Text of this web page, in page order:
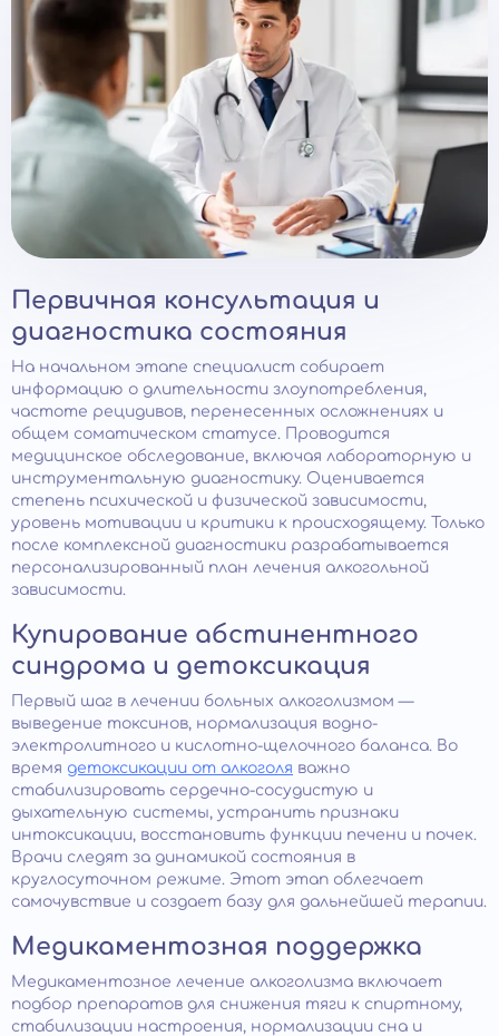
Первичная консультация и
диагностика состояния
На начальном этапе специалист собирает
информацию о длительности злоупотребления,
частоте рецидивов, перенесенных осложнениях и
общем соматическом статусе. Проводится
медицинское обследование, включая лабораторную и
инструментальную диагностику. Оценивается
степень психической и физической зависимости,
уровень мотивации и критики к происходящему. Только
после комплексной диагностики разрабатывается
персонализированный план лечения алкогольной
зависимости.
Купирование абстинентного
синдрома и детоксикация
Первый шаг в лечении больных алкоголизмом —
выведение токсинов, нормализация водно-
электролитного и кислотно-щелочного баланса. Во
время детоксикации от алкоголя важно
стабилизировать сердечно-сосудистую и
дыхательную системы, устранить признаки
интоксикации, восстановить функции печени и почек.
Врачи следят за динамикой состояния в
круглосуточном режиме. Этот этап облегчает
самочувствие и создает базу для дальнейшей терапии.
Медикаментозная поддержка
Медикаментозное лечение алкоголизма включает
подбор препаратов для снижения тяги к спиртному,
стабилизации настроения, нормализации сна и